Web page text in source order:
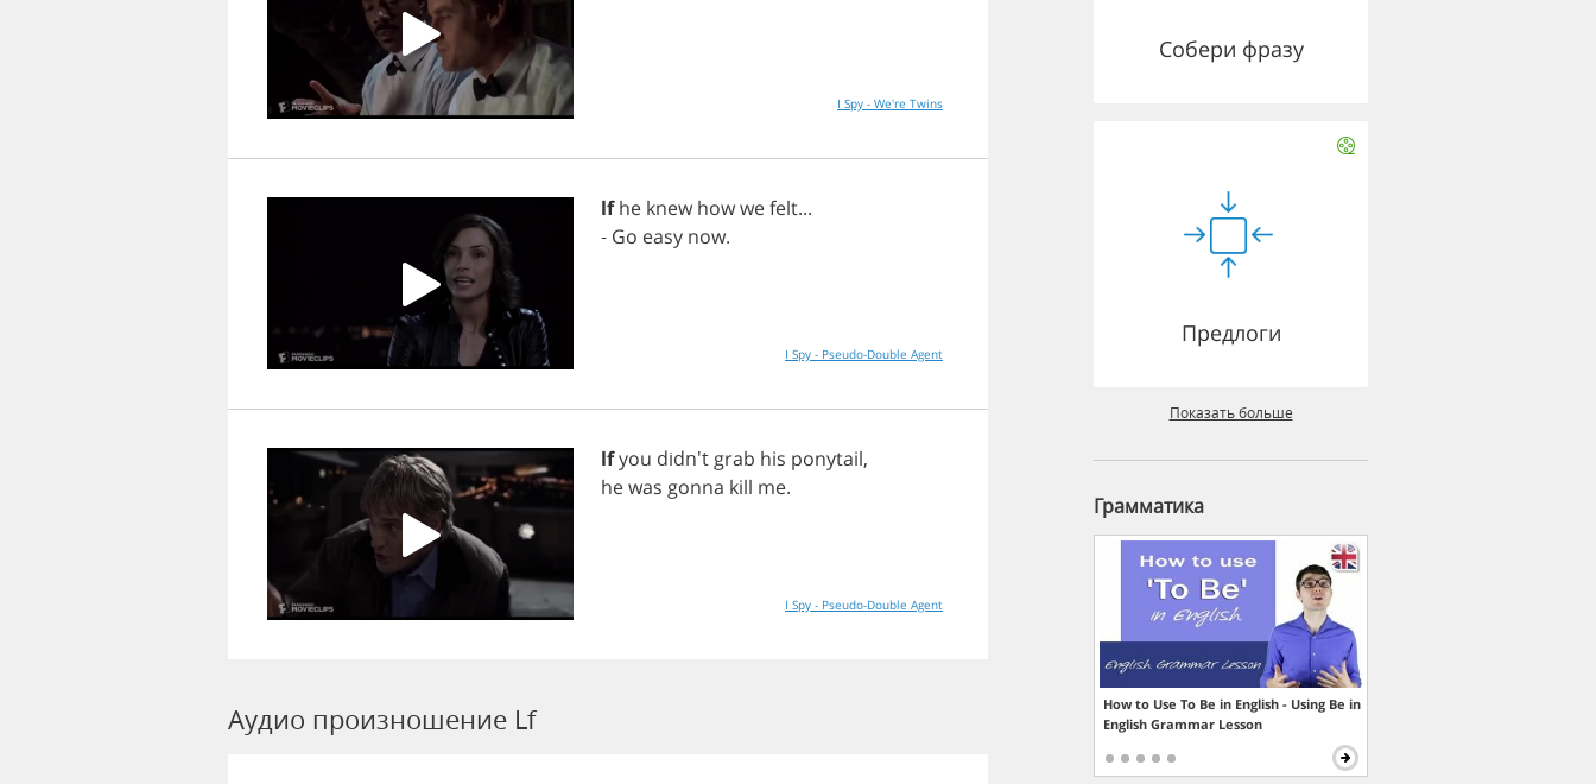
I Spy - We're Twins
lf he knew howwefelt...
- Go easy now.
I Spy - Pseudo-Double Agent
lfyou didn't grab his ponytail,
hewas gonna kill me.
I Spy - Pseudo-Double Agent
Аудио произношение Lf
Собери фразу
Предлоги
Показать больше
Грамматика
How to Use To Be in English - Using Be in
English Grammar Lesson